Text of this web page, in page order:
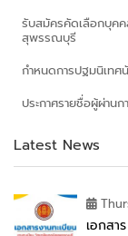
รับสมัครคัดเลือกบุคค
สุพรรณบุรี
กำหนดการปฐมนิเท
ประกาศรายชื่อผู้ผ่านก
Latest News
เอกสา